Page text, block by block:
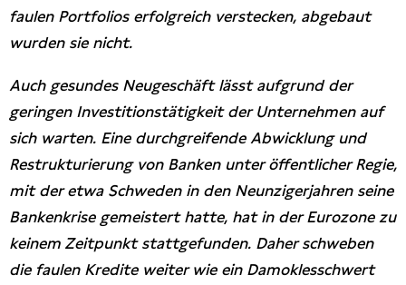
faulen Portfolios erfolgreich verstecken, abgebaut
wurden sie nicht.
Auch gesundes Neugeschäft lässt aufgrund der
geringen Investitionstätigkeit der Unternehmen auf
sich warten. Eine durchgreifende Abwicklung und
Restrukturierung von Banken unter öffentlicher Regie,
mit der etwa Schweden in den Neunzigerjahren seine
Bankenkrise gemeistert hatte, hat in der Eurozone zu
keinem Zeitpunkt stattgefunden. Daher schweben
die faulen Kredite weiter wie ein Damoklesschwert